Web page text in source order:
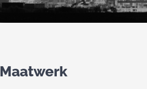
Maatwerk